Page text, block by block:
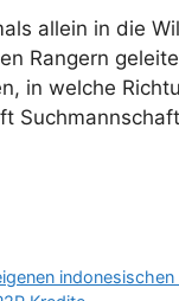
allein in die
Rangern
in welche